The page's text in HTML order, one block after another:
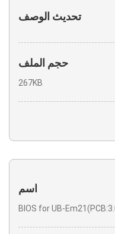
تحديث الوصف
حجم الملف
267KB
اسم
BIOS for UB-